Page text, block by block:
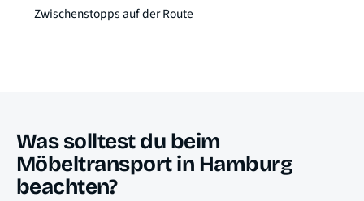
Zwischenstopps auf der Route
Was solltest du beim
Möbeltransport in Hamburg
beachten?